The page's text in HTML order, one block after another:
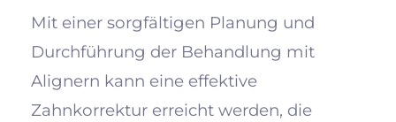
Mit einer sorgfältigen Planung und
Durchführung der Behandlung mit
Alignern kann eine effektive
Zahnkorrektur erreicht werden, die